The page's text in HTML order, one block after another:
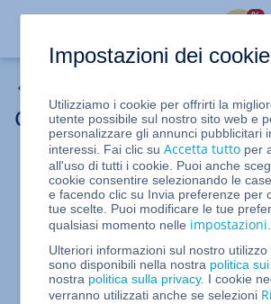
%
Com'è fatta una fattura di
In questo articolo ti illustriamo nel
fatta una fattura emessa da
Dati di fattura
In alto a destra trovi sempre
ladata, l'ID clientee ilnumero del
Impostazioni dei cookie
Utilizziamo i cookie per offrirti la
utente possibile sul nostro sito web e
personalizzare gli annunci pubblicitari
interessi. Fai clic suAccetta tutto per
all'uso di tutti i cookie. Puoi anche
cookie consentire selezionando le
e facendo clic su Invia preferenze per
tue scelte. Puoi modificare le tue
qualsiasi momento nelle impostazioni
Ulteriori informazioni sul nostro utilizzo
sono disponibili nella nostra politica
nostra politica sulla privacy. I cookie
verranno utilizzati anche se selezioni